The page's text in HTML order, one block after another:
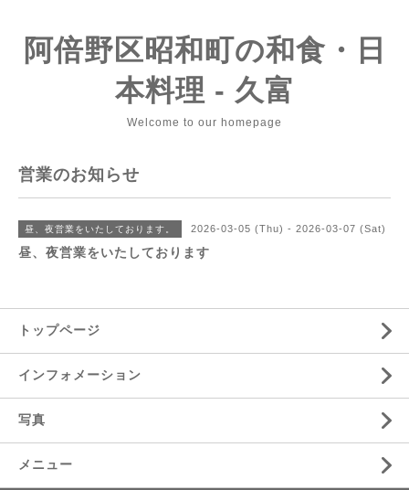
阿倍野区昭和町の和食・日
本料理 - 久富
Welcome to our homepage
営業のお知らせ
昼、夜営業をいたしております。 2026-03-05 (Thu) - 2026-03-07 (Sat)
昼、夜営業をいたしております
トップページ
インフォメーション
写真
メニュー